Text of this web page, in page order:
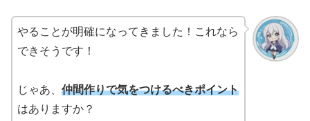
やることが明確になってきました！これなら
できそうです！
じゃあ、 仲間作りで気をつけるべきポイント
はありますか？